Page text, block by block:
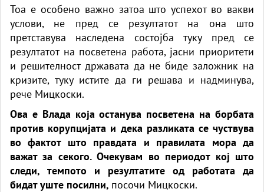
Тоа е особено важно затоа што успехот во вакви
услови, не пред се резултатот на она што
претставува наследена состојба туку пред се
резултатот на посветена работа, јасни приоритети
и решителност државата да не биде заложник на
кризите, туку истите да ги решава и надминува,
рече Мицкоски.
Ова е Влада која останува посветена на борбата
против корупцијата и дека разликата се чуствува
во фактот што правдата и правилата мора да
важат за секого. Очекувам во периодот кој што
следи, темпото и резултатите од работата да
бидат уште посилни, посочи Мицкоски.